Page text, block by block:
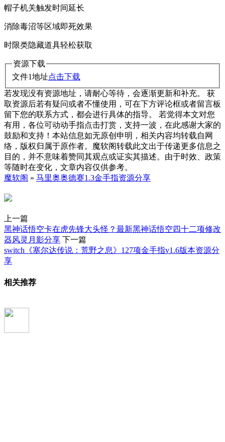
帽子机关触发时间延长
消除毒沼等区域即死效果
时限类隐藏道具轻松获取
资源下载
文件1地址点击下载
若发现没有资源地址，请耐心等待，会逐渐更新和补充。 获
取资源后若有疑问或者不懂使用，可在下方评论框或者留言板
留下您的联系方式，都会进行具体的指导。 若觉得本文对您
有用，各位可动动手指点击打赏，支持一波，在此感谢大家的
鼓励和支持！本站信息如无原创申明，相关内容均转载自网
络，版权归属于原作者。魔软阁转载此文出于传递更多信息之
目的，并不意味着赞同其观点或证实其描述。由于时效、政策
等随时在变化，文章内容仅供参考。
魔软阁 » 马里奥奥德赛1.3金手指资源分享
上一篇
黑神话悟空卡在虎先锋大头怪？最新黑神话悟空四十二项修改
器风灵月影分享 下一篇
switch《塞尔达传说：荒野之息》127项金手指v1.6版本资源分
享
相关推荐